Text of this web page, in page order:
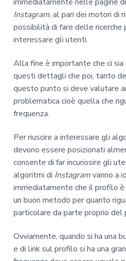
Instagram, al pari dei motori di
possibilità di fare delle
interessare gli utenti.
Alla fine è importante che ci sia
questi dettagli che poi, tanto
questo punto si deve valutare
problematica cioè quella che
frequenza.
Per riuscire a interessare gli
devono essere posizionati
consente di far incuriosire gli
algoritmi di Instagramvanno a
immediatamente che il profilo
un buon metodo per quanto
particolare da parte proprio del
Ovviamente, quando si ha una
e di link sul profilo si ha una